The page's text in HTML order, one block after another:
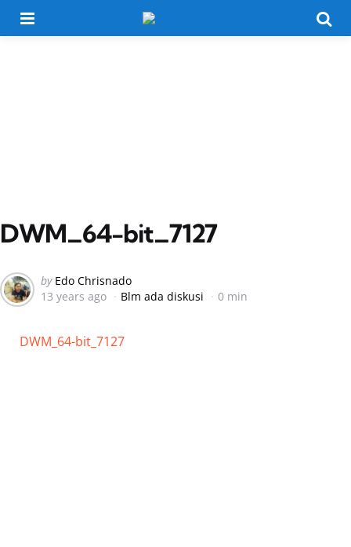
DWM_64-bit_7127
Posted
by
by Edo Chrisnado
13 years ago
Blm ada diskusi 0 min
DWM_64-bit_7127